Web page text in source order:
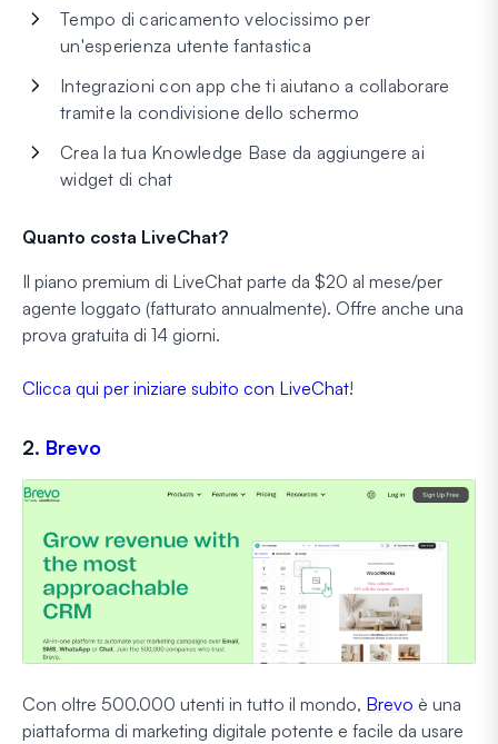
Tempo di caricamento velocissimo per
un'esperienza utente fantastica
Integrazioni con app che ti aiutano a collaborare
tramite la condivisione dello schermo
Crea la tua Knowledge Base da aggiungere ai
widget di chat
Quanto costa LiveChat?
Il piano premium di LiveChat parte da $20 al mese/per
agente loggato (fatturato annualmente). Offre anche una
prova gratuita di 14 giorni.
Clicca qui per iniziare subito con LiveChat!
2. Brevo
Con oltre 500.000 utenti in tutto il mondo, Brevo è una
piattaforma di marketing digitale potente e facile da usare